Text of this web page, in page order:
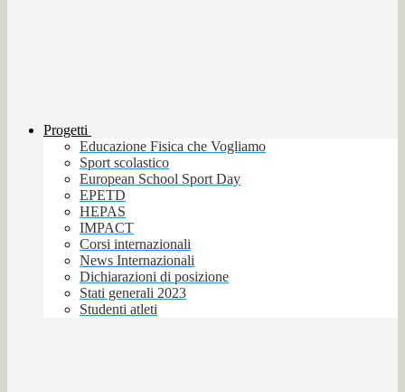
Progetti
Educazione Fisica che Vogliamo
Sport scolastico
European School Sport Day
EPETD
HEPAS
IMPACT
Corsi internazionali
News Internazionali
Dichiarazioni di posizione
Stati generali 2023
Studenti atleti